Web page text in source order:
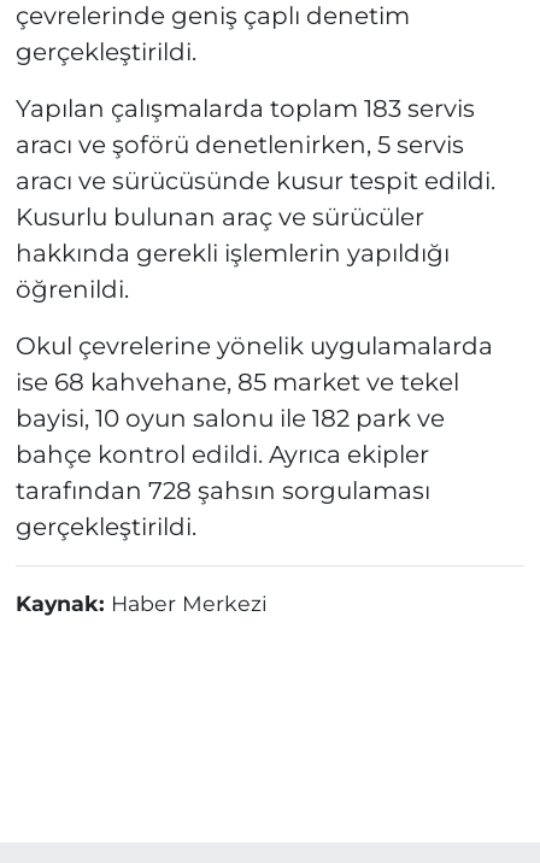
çevrelerinde geniş çaplı denetim
gerçekleştirildi.
Yapılan çalışmalarda toplam 183 servis
aracı ve şoförü denetlenirken, 5 servis
aracı ve sürücüsünde kusur tespit edildi.
Kusurlu bulunan araç ve sürücüler
hakkında gerekli işlemlerin yapıldığı
öğrenildi.
Okul çevrelerine yönelik uygulamalarda
ise 68 kahvehane, 85 market ve tekel
bayisi, 10 oyun salonu ile 182 park ve
bahçe kontrol edildi. Ayrıca ekipler
tarafından 728 şahsın sorgulaması
gerçekleştirildi.
Kaynak: Haber Merkezi